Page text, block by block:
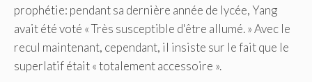
prophétie: pendant sa dernière année de lycée, Yang
avait été voté « Très susceptible d'être allumé. » Avec le
recul maintenant, cependant, il insiste sur le fait que le
superlatif était « totalement accessoire ».